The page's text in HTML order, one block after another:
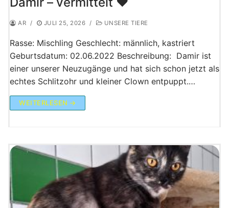
AR / JULI 25, 2026 / UNSERE TIERE
Rasse: Mischling Geschlecht: männlich, kastriert
Geburtsdatum: 02.06.2022 Beschreibung: Damir ist
einer unserer Neuzugänge und hat sich schon jetzt als
echtes Schlitzohr und kleiner Clown entpuppt.…
WEITERLESEN →